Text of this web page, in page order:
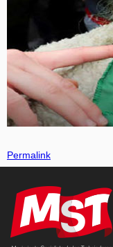
Permalink